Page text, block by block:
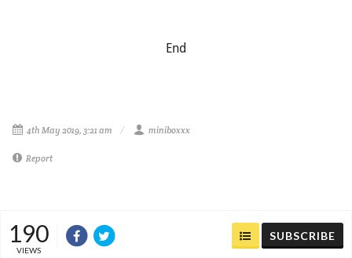
End
4th May 2019, 3:21 am miniboxxx
Report
190
VIEWS
SUBSCRIBE